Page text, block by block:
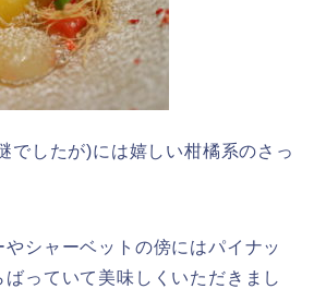
でしたが)には嬉しい柑橘系のさっ
シャーベットの傍にはパイナッ
っていて美味しくいただきまし